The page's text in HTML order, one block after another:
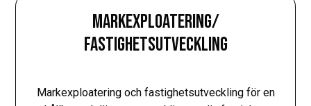
MARKEXPLOATERING/
FASTIGHETSUTVECKLING
Markexploatering och fastighetsutveckling för en